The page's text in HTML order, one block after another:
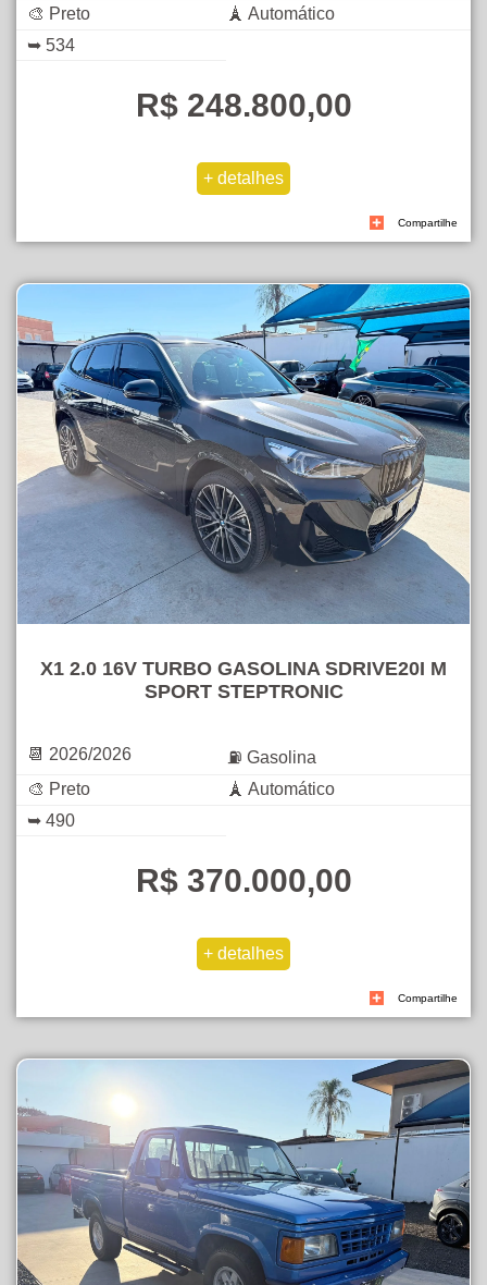
🎨 Preto
🗼 Automático
➥ 534
R$ 248.800,00
Compartilhe
X1 2.0 16V TURBO GASOLINA SDRIVE20I M
SPORT STEPTRONIC
📆 2026/2026
⛽ Gasolina
🎨 Preto
🗼 Automático
➥ 490
R$ 370.000,00
Compartilhe